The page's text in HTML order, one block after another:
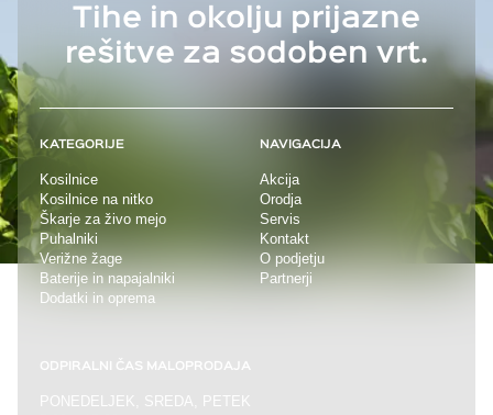
Tihe in okolju prijazne
rešitve za sodoben vrt.
KATEGORIJE
Kosilnice
Kosilnice na nitko
Škarje za živo mejo
Puhalniki
Verižne žage
Baterije in napajalniki
Dodatki in oprema
NAVIGACIJA
Akcija
Orodja
Servis
Kontakt
O podjetju
Partnerji
ODPIRALNI ČAS MALOPRODAJA
PONEDELJEK, SREDA, PETEK